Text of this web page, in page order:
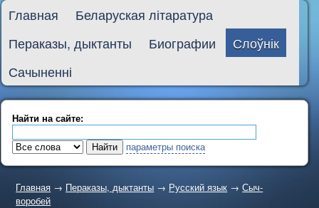
Главная
Беларуская літаратура
Пераказы, дыктанты
Биографии
Слоўнік
Сачыненні
Найти на сайте:
параметры поиска
Главная → Пераказы, дыктанты → Русский язык →Сыч-
воробей